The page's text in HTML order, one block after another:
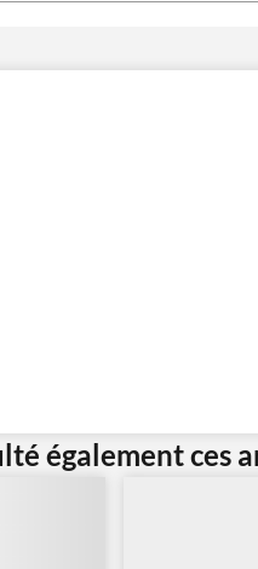
également ces